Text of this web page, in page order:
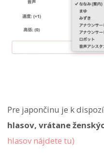
Pre japončinu je k
hlasov, vrátane
hlasov nájdete tu)